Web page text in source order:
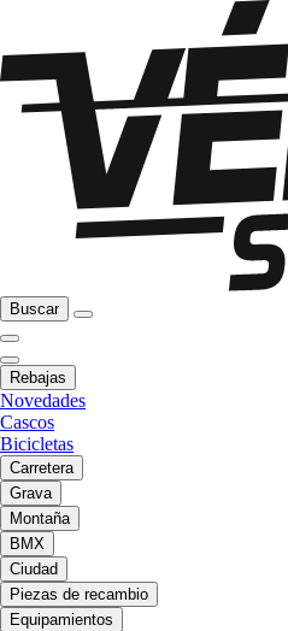
Buscar
Rebajas
Novedades
Cascos
Bicicletas
Carretera
Grava
Montaña
BMX
Ciudad
Piezas de recambio
Equipamientos